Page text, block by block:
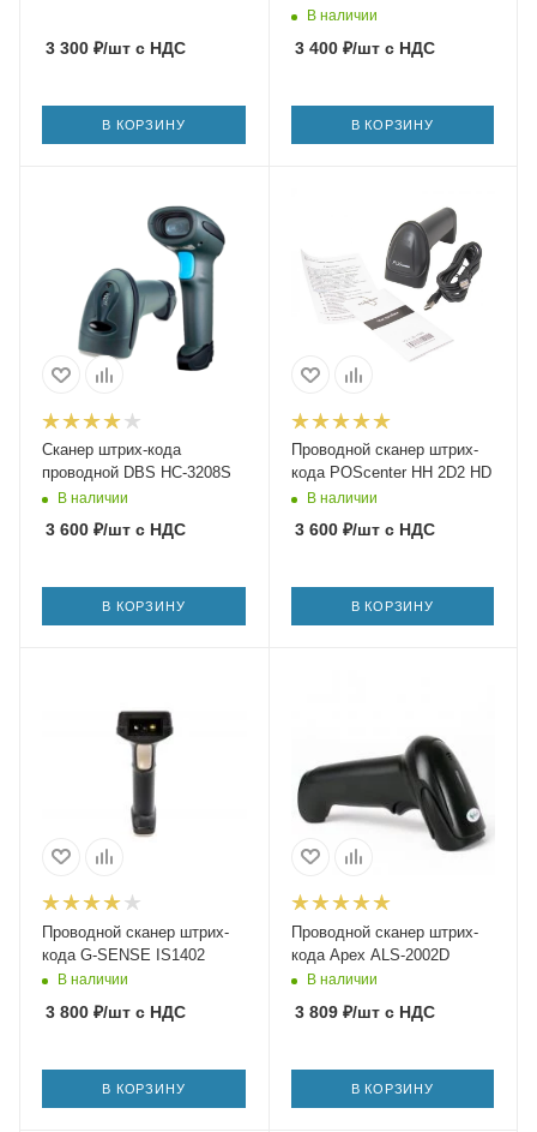
3 300 ₽/шт с НДС
В КОРЗИНУ
В наличии
3 400₽/штс НДС
В КОРЗИНУ
Сканер штрих-кода
проводной DBS HC-3208S
В наличии
3 600 ₽/шт с НДС
В КОРЗИНУ
Проводной сканер штрих-
кода POScenter HH 2D2 HD
В наличии
3 600₽/штс НДС
В КОРЗИНУ
Проводной сканер штрих-
кода G-SENSE IS1402
В наличии
3 800 ₽/шт с НДС
В КОРЗИНУ
Проводной сканер штрих-
кода Apex ALS-2002D
В наличии
3 809₽/штс НДС
В КОРЗИНУ